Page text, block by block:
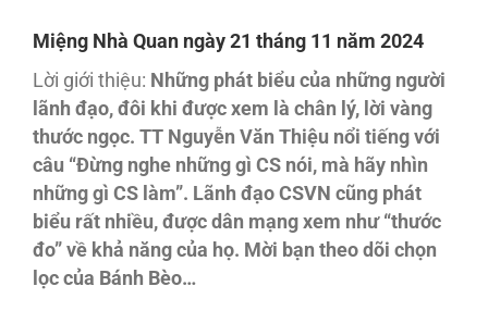
Miệng Nhà Quan ngày 21 tháng 11 năm 2024
Lời giới thiệu: Những phát biểu của những người
lãnh đạo, đôi khi được xem là chân lý, lời vàng
thước ngọc. TT Nguyễn Văn Thiệu nổi tiếng với
câu “Đừng nghe những gì CS nói, mà hãy nhìn
những gì CS làm”. Lãnh đạo CSVN cũng phát
biểu rất nhiều, được dân mạng xem như “thước
đo” về khả năng của họ. Mời bạn theo dõi chọn
lọc của Bánh Bèo…